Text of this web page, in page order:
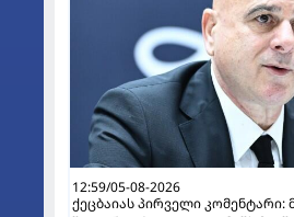
12:59/05-08-2026
ქეცბაიას პირველი კომენტარი: